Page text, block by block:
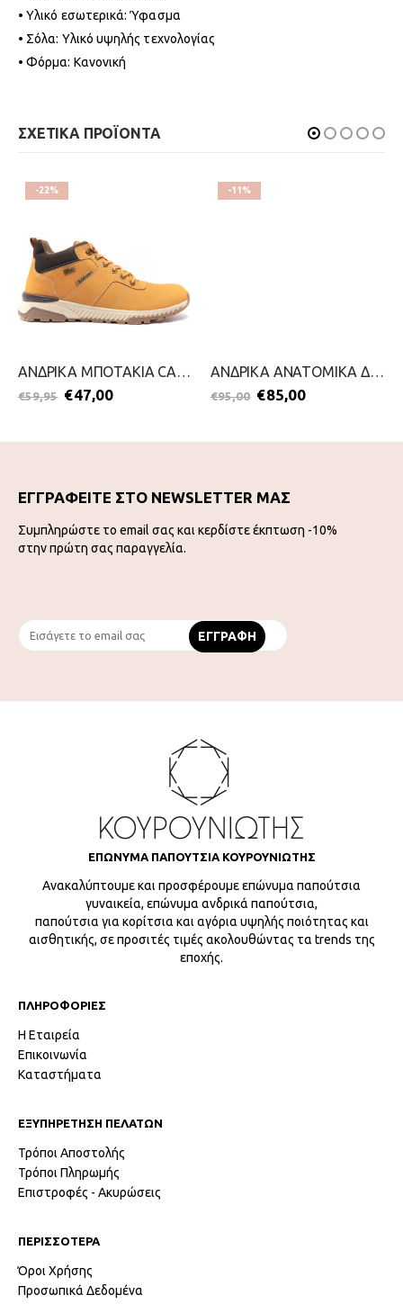
• Υλικό εσωτερικά: Ύφασμα
• Σόλα: Υλικό υψηλής τεχνολογίας
• Φόρμα: Κανονική
ΣΧΕΤΙΚΑ ΠΡΟΪΟΝΤΑ
-22%
ΑΝΔΡΙΚΑ ΜΠΟΤΑΚΙΑ CASUAL-S.OLIVER-2111-0017-ΚΙΤΡΙΝΟ
€59,95 €47,00
-11%
ΑΝΔΡΙΚΑ ΑΝΑΤΟΜΙΚΑ ΔΕΤΑ-GRISPORT-2111-0231-ΚΑΦΕ
€95,00 €85,00
ΕΓΓΡΑΦΕΙΤΕ ΣΤΟ NEWSLETTER ΜΑΣ
Συμπληρώστε το email σας και κερδίστε έκπτωση -10%
στην πρώτη σας παραγγελία.
ΕΠΩΝΥΜΑ ΠΑΠΟΥΤΣΙΑ ΚΟΥΡΟΥΝΙΩΤΗΣ
Ανακαλύπτουμε και προσφέρουμε επώνυμα παπούτσια
γυναικεία, επώνυμα ανδρικά παπούτσια,
παπούτσια για κορίτσια και αγόρια υψηλής ποιότητας και
αισθητικής, σε προσιτές τιμές ακολουθώντας τα trends της
εποχής.
ΠΛΗΡΟΦΟΡΙΕΣ
Η Εταιρεία
Επικοινωνία
Καταστήματα
ΕΞΥΠΗΡΕΤΗΣΗ ΠΕΛΑΤΩΝ
Τρόποι Αποστολής
Τρόποι Πληρωμής
Επιστροφές - Ακυρώσεις
ΠΕΡΙΣΣΟΤΕΡΑ
Όροι Χρήσης
Προσωπικά Δεδομένα